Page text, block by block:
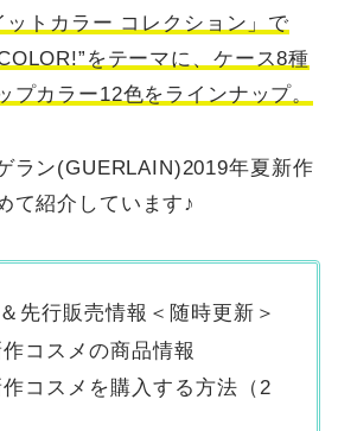
ットカラー コレクション」で
をテーマに、ケース8種
プカラー12色をラインナップ。
ラン(GUERLAIN)2019年夏新作
て紹介しています♪
先行販売情報＜随時更新＞
コスメの商品情報
コスメを購入する方法（2